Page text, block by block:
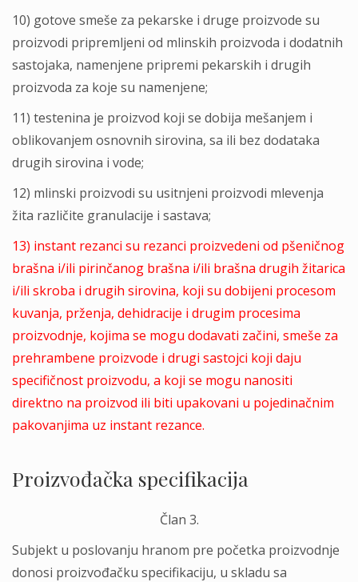
10) gotove smeše za pekarske i druge proizvode su
proizvodi pripremlјeni od mlinskih proizvoda i dodatnih
sastojaka, namenjene pripremi pekarskih i drugih
proizvoda za koje su namenjene;
11) testenina je proizvod koji se dobija mešanjem i
oblikovanjem osnovnih sirovina, sa ili bez dodataka
drugih sirovina i vode;
12) mlinski proizvodi su usitnjeni proizvodi mlevenja
žita različite granulacije i sastava;
13) instant rezanci su rezanci proizvedeni od pšeničnog
brašna i/ili pirinčanog brašna i/ili brašna drugih žitarica
i/ili skroba i drugih sirovina, koji su dobijeni procesom
kuvanja, prženja, dehidracije i drugim procesima
proizvodnje, kojima se mogu dodavati začini, smeše za
prehrambene proizvode i drugi sastojci koji daju
specifičnost proizvodu, a koji se mogu nanositi
direktno na proizvod ili biti upakovani u pojedinačnim
pakovanjima uz instant rezance.
Proizvođačka specifikacija
Član 3.
Subjekt u poslovanju hranom pre početka proizvodnje
donosi proizvođačku specifikaciju, u skladu sa